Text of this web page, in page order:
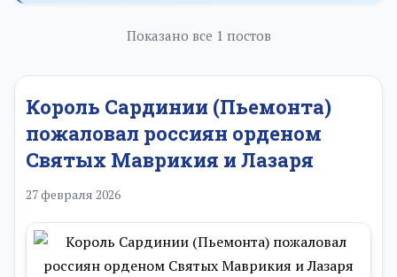
Показано все 1 постов
Король Сардинии (Пьемонта)
пожаловал россиян орденом
Святых Маврикия и Лазаря
27 февраля 2026